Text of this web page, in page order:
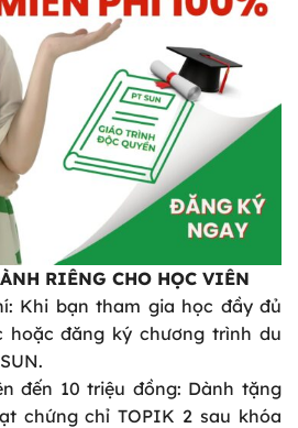
RIÊNG CHO HỌC VIÊN
Khi bạn tham gia học đầy đủ
hoặc đăng ký chương trình du
đến 10 triệu đồng: Dành tặng
chứng chỉ TOPIK 2 sau khóa